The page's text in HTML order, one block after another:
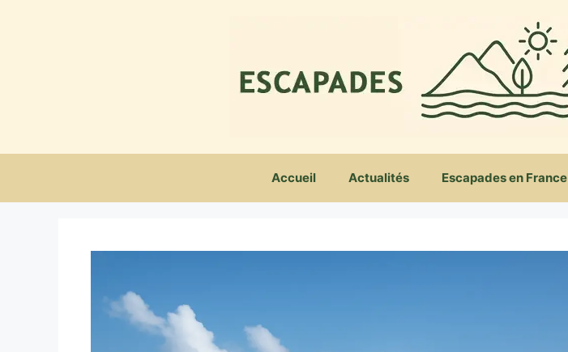
Accueil Actualités Escapades en France